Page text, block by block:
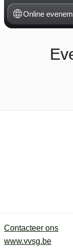
Online
Contacteer ons
www.vvsg.be